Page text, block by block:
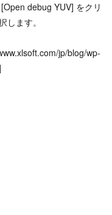
debug YUV] をクリ
します。
jp/blog/wp-